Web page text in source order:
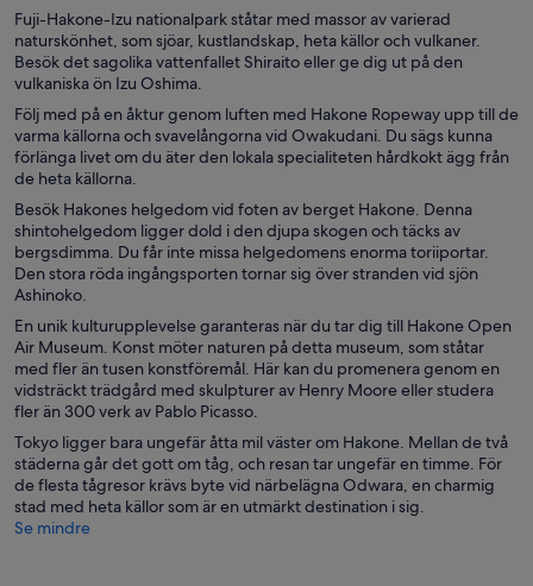
Fuji-Hakone-Izu nationalpark ståtar med massor av varierad
naturskönhet, som sjöar, kustlandskap, heta källor och vulkaner.
Besök det sagolika vattenfallet Shiraito eller ge dig ut på den
vulkaniska ön Izu Oshima.
Följ med på en åktur genom luften med Hakone Ropeway upp till de
varma källorna och svavelångorna vid Owakudani. Du sägs kunna
förlänga livet om du äter den lokala specialiteten hårdkokt ägg från
de heta källorna.
Besök Hakones helgedom vid foten av berget Hakone. Denna
shintohelgedom ligger dold i den djupa skogen och täcks av
bergsdimma. Du får inte missa helgedomens enorma toriiportar.
Den stora röda ingångsporten tornar sig över stranden vid sjön
Ashinoko.
En unik kulturupplevelse garanteras när du tar dig till Hakone Open
Air Museum. Konst möter naturen på detta museum, som ståtar
med fler än tusen konstföremål. Här kan du promenera genom en
vidsträckt trädgård med skulpturer av Henry Moore eller studera
fler än 300 verk av Pablo Picasso.
Tokyo ligger bara ungefär åtta mil väster om Hakone. Mellan de två
städerna går det gott om tåg, och resan tar ungefär en timme. För
de flesta tågresor krävs byte vid närbelägna Odwara, en charmig
stad med heta källor som är en utmärkt destination i sig.
Se mindre